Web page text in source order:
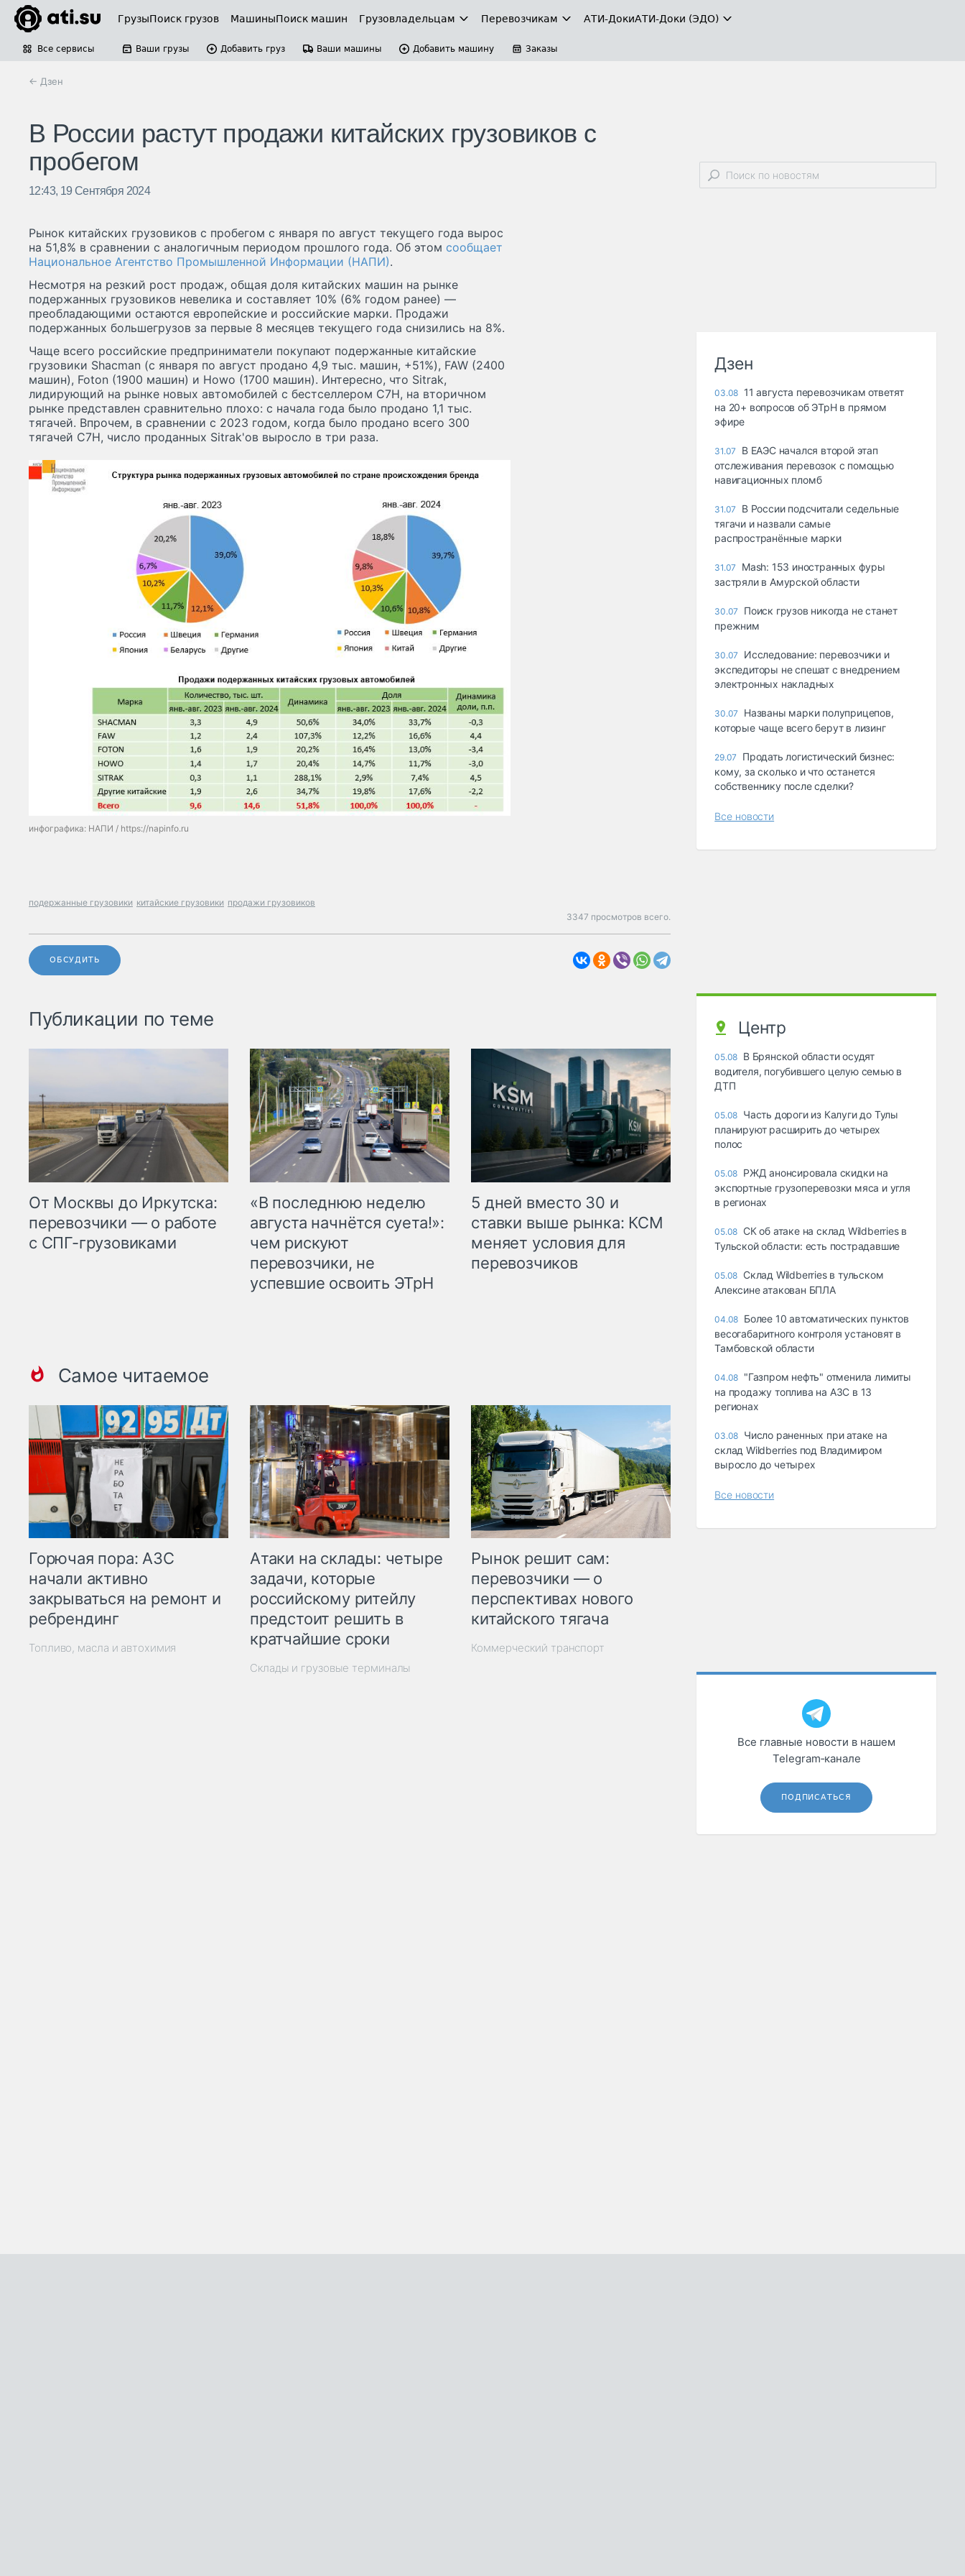
ГрузыПоиск грузов МашиныПоиск машин Грузовладельцам Перевозчикам АТИ-ДокиАТИ-Доки (ЭДО)
Все сервисы Ваши грузы Добавить груз Ваши машины Добавить машину Заказы
← Дзен
В России растут продажи китайских грузовиков с
пробегом
12:43, 19 Сентября 2024
Рынок китайских грузовиков с пробегом с января по август текущего года вырос
на 51,8% в сравнении с аналогичным периодом прошлого года. Об этом сообщает
Национальное Агентство Промышленной Информации (НАПИ).
Несмотря на резкий рост продаж, общая доля китайских машин на рынке
подержанных грузовиков невелика и составляет 10% (6% годом ранее) —
преобладающими остаются европейские и российские марки. Продажи
подержанных большегрузов за первые 8 месяцев текущего года снизились на 8%.
Чаще всего российские предприниматели покупают подержанные китайские
грузовики Shacman (с января по август продано 4,9 тыс. машин, +51%), FAW (2400
машин), Foton (1900 машин) и Howo (1700 машин). Интересно, что Sitrak,
лидирующий на рынке новых автомобилей с бестселлером C7H, на вторичном
рынке представлен сравнительно плохо: с начала года было продано 1,1 тыс.
тягачей. Впрочем, в сравнении с 2023 годом, когда было продано всего 300
тягачей C7H, число проданных Sitrak'ов выросло в три раза.
инфографика: НАПИ / https://napinfo.ru
подержанные грузовики китайские грузовики продажи грузовиков
3347 просмотров всего.
ОБСУДИТЬ
Публикации по теме
От Москвы до Иркутска:
перевозчики — о работе
с СПГ-грузовиками
«В последнюю неделю
августа начнётся суета!»:
чем рискуют
перевозчики, не
успевшие освоить ЭТрН
5 дней вместо 30 и
ставки выше рынка: КСМ
меняет условия для
перевозчиков
Самое читаемое
Горючая пора: АЗС
начали активно
закрываться на ремонт и
ребрендинг
Топливо, масла и автохимия
Атаки на склады: четыре
задачи, которые
российскому ритейлу
предстоит решить в
кратчайшие сроки
Склады и грузовые терминалы
Рынок решит сам:
перевозчики — о
перспективах нового
китайского тягача
Коммерческий транспорт
Дзен
03.08 11 августа перевозчикам ответят
на 20+ вопросов об ЭТрН в прямом
эфире
31.07
В ЕАЭС начался второй этап
отслеживания перевозок с помощью
навигационных пломб
31.07
В России подсчитали седельные
тягачи и назвали самые
распространённые марки
31.07
Mash: 153 иностранных фуры
застряли в Амурской области
30.07
Поиск грузов никогда не станет
прежним
30.07
Исследование: перевозчики и
экспедиторы не спешат с внедрением
электронных накладных
30.07
Названы марки полуприцепов,
которые чаще всего берут в лизинг
29.07
Продать логистический бизнес:
кому, за сколько и что останется
собственнику после сделки?
Все новости
Центр
05.08 В Брянской области осудят
водителя, погубившего целую семью в
ДТП
05.08 Часть дороги из Калуги до Тулы
планируют расширить до четырех
полос
05.08 РЖД анонсировала скидки на
экспортные грузоперевозки мяса и угля
в регионах
05.08 СК об атаке на склад Wildberries в
Тульской области: есть пострадавшие
05.08 Склад Wildberries в тульском
Алексине атакован БПЛА
04.08 Более 10 автоматических пунктов
весогабаритного контроля установят в
Тамбовской области
04.08 "Газпром нефть" отменила лимиты
на продажу топлива на АЗС в 13
регионах
03.08 Число раненных при атаке на
склад Wildberries под Владимиром
выросло до четырех
Все новости
Все главные новости в нашем
Telegram‑канале
ПОДПИСАТЬСЯ